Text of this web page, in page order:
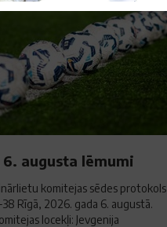
6. augusta lēmumi
komitejas sēdes protokols
Rīgā, 2026. gada 6. augustā.
locekļi: Jevgenija